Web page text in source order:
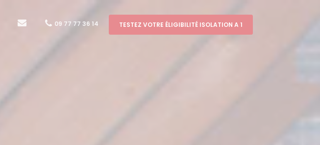
09 77 77 36 14 TESTEZ VOTRE ÉLIGIBILITÉ ISOLATION A 1